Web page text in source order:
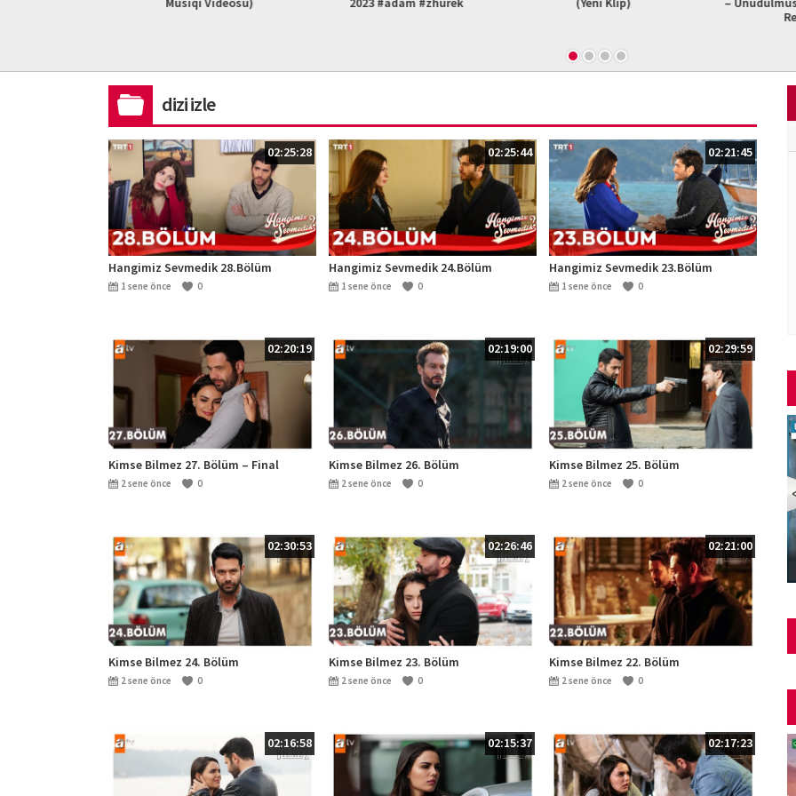
dizi izle
02:25:28
Hangimiz Sevmedik 28.Bölüm
1 sene önce 0
02:25:44
Hangimiz Sevmedik 24.Bölüm
1 sene önce 0
02:21:45
Hangimiz Sevmedik 23.Bölüm
1 sene önce 0
02:20:19
Kimse Bilmez 27. Bölüm – Final
2 sene önce 0
02:19:00
Kimse Bilmez 26. Bölüm
2 sene önce 0
02:29:59
Kimse Bilmez 25. Bölüm
2 sene önce 0
02:30:53
Kimse Bilmez 24. Bölüm
2 sene önce 0
02:26:46
Kimse Bilmez 23. Bölüm
2 sene önce 0
02:21:00
Kimse Bilmez 22. Bölüm
2 sene önce 0
02:16:58 02:15:37 02:17:23
Şüphe Türk Filmi | FULL | HALE SOYGAZİ | EDİZ
HUN